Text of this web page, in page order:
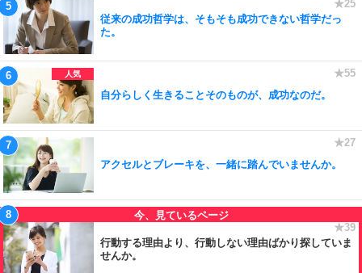
従来の成功哲学は、そもそも成功できない哲学だっ
た。
自分らしく生きることそのものが、成功なのだ。
アクセルとブレーキを、一緒に踏んでいませんか。
行動する理由より、行動しない理由ばかり探していま
せんか。